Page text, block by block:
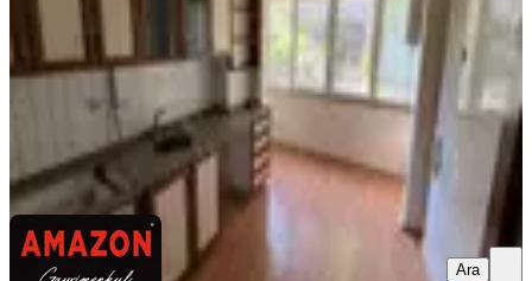
AMAZON GAYRİMENKUL AMAZON GAYRİMENKUL
Ara
Ara